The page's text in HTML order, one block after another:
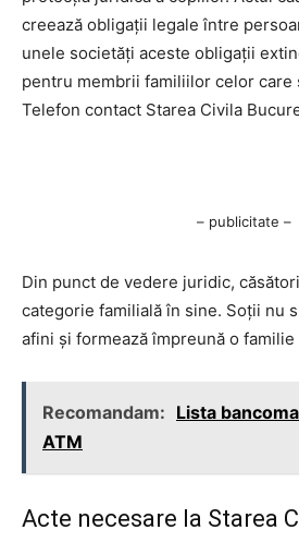
creează obligații legale între
unele societăți aceste obligații
pentru membrii familiilor celor care
Telefon contact Starea Civila
– publicitate –
Din punct de vedere juridic,
categorie familială în sine. Soții nu
afini și formează împreună o familie
Recomandam: Lista
ATM
Acte necesare la Starea